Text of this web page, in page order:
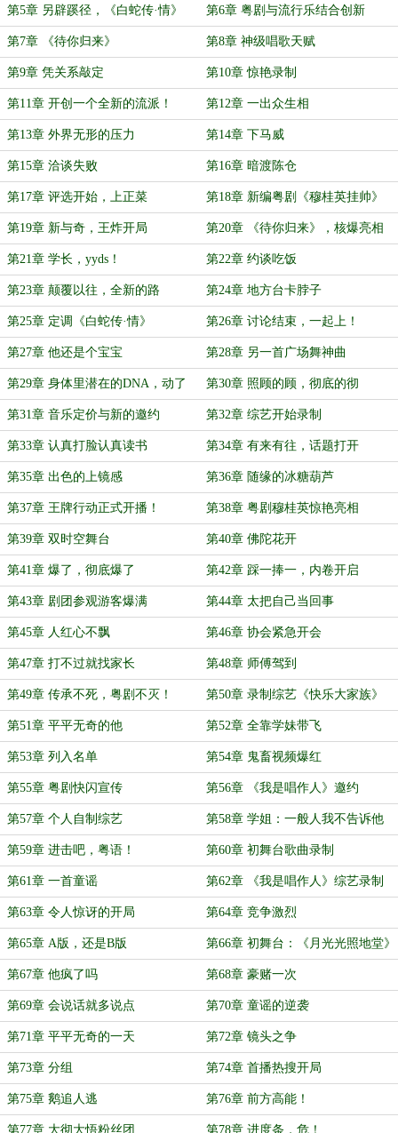
第5章 另辟蹊径，《白蛇传·情》 第6章 粤剧与流行乐结合创新
第7章 《待你归来》 第8章 神级唱歌天赋
第9章 凭关系敲定 第10章 惊艳录制
第11章 开创一个全新的流派！ 第12章 一出众生相
第13章 外界无形的压力 第14章 下马威
第15章 洽谈失败 第16章 暗渡陈仓
第17章 评选开始，上正菜 第18章 新编粤剧《穆桂英挂帅》
第19章 新与奇，王炸开局 第20章 《待你归来》，核爆亮相
第21章 学长，yyds！ 第22章 约谈吃饭
第23章 颠覆以往，全新的路 第24章 地方台卡脖子
第25章 定调《白蛇传·情》 第26章 讨论结束，一起上！
第27章 他还是个宝宝 第28章 另一首广场舞神曲
第29章 身体里潜在的DNA，动了 第30章 照顾的顾，彻底的彻
第31章 音乐定价与新的邀约 第32章 综艺开始录制
第33章 认真打脸认真读书 第34章 有来有往，话题打开
第35章 出色的上镜感 第36章 随缘的冰糖葫芦
第37章 王牌行动正式开播！ 第38章 粤剧穆桂英惊艳亮相
第39章 双时空舞台 第40章 佛陀花开
第41章 爆了，彻底爆了 第42章 踩一捧一，内卷开启
第43章 剧团参观游客爆满 第44章 太把自己当回事
第45章 人红心不飘 第46章 协会紧急开会
第47章 打不过就找家长 第48章 师傅驾到
第49章 传承不死，粤剧不灭！ 第50章 录制综艺《快乐大家族》
第51章 平平无奇的他 第52章 全靠学妹带飞
第53章 列入名单 第54章 鬼畜视频爆红
第55章 粤剧快闪宣传 第56章 《我是唱作人》邀约
第57章 个人自制综艺 第58章 学姐：一般人我不告诉他
第59章 进击吧，粤语！ 第60章 初舞台歌曲录制
第61章 一首童谣 第62章 《我是唱作人》综艺录制
第63章 令人惊讶的开局 第64章 竞争激烈
第65章 A版，还是B版 第66章 初舞台：《月光光照地堂》
第67章 他疯了吗 第68章 豪赌一次
第69章 会说话就多说点 第70章 童谣的逆袭
第71章 平平无奇的一天 第72章 镜头之争
第73章 分组 第74章 首播热搜开局
第75章 鹅追人逃 第76章 前方高能！
第77章 大彻大悟粉丝团 第78章 进度条，危！